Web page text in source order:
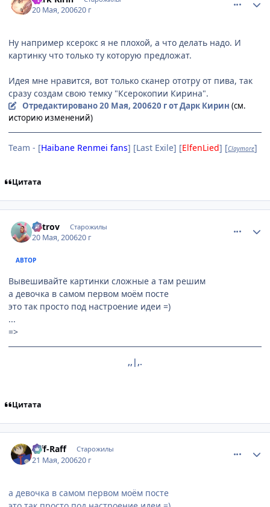
20 Мая, 200620 г
Ну например ксерокс я не плохой, а что делать надо. И
картинку что только ту которую предложат.
Идея мне нравится, вот только сканер ототру от пива, так
сразу создам свою темку "Ксерокопии Кирина".
Отредактировано20 Мая, 200620 гот Дарк Кирин (см.
историю изменений)
Team - [Haibane Renmei fans] [Last Exile] [ElfenLied] [Claymore]
Цитата
Vetrov Старожилы
20 Мая, 200620 г
АВТОР
Вывешивайте картинки сложные а там решим
а девочка в самом первом моём посте
это так просто под настроение идеи =)
...
=>
,,|,.
Цитата
Riff-Raff Старожилы
21 Мая, 200620 г
а девочка в самом первом моём посте